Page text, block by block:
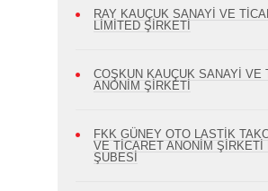
RAY KAUÇUK SANAYİ VE
LİMİTED ŞİRKETİ
COŞKUN KAUÇUK SANAYİ VE
ANONİM ŞİRKETİ
FKK GÜNEY OTO LASTİK
VE TİCARET ANONİM ŞİRKETİ
ŞUBESİ